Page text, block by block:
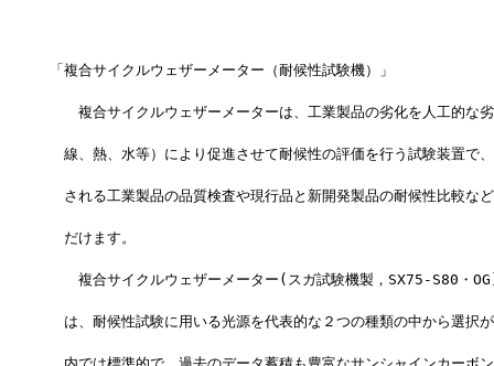
「複合サイクルウェザーメーター（耐候性試験機）」
複合サイクルウェザーメーターは、工業製品の劣化を人工的な
線、熱、水等）により促進させて耐候性の評価を行う試験装置で
される工業製品の品質検査や現行品と新開発製品の耐候性比較な
だけます。
複合サイクルウェザーメーター(スガ試験機製，SX75-S80・
は、耐候性試験に用いる光源を代表的な２つの種類の中から選択